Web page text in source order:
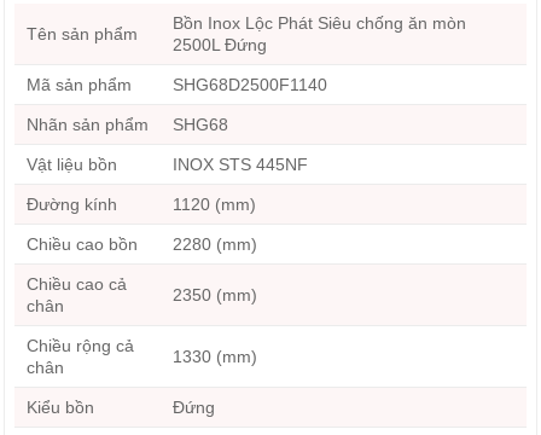
Tên sản phẩm
Bồn Inox Lộc Phát Siêu chống ăn mòn
2500L Đứng
Mã sản phẩm SHG68D2500F1140
Nhãn sản phẩm SHG68
Vật liệu bồn INOX STS 445NF
Đường kính 1120 (mm)
Chiều cao bồn 2280 (mm)
Chiều cao cả
chân
2350 (mm)
Chiều rộng cả
chân
1330 (mm)
Kiểu bồn Đứng